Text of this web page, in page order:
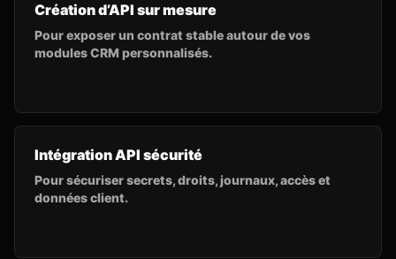
Création d’API sur mesure
Pour exposer un contrat stable autour de vos
modules CRM personnalisés.
Intégration API sécurité
Pour sécuriser secrets, droits, journaux, accès et
données client.